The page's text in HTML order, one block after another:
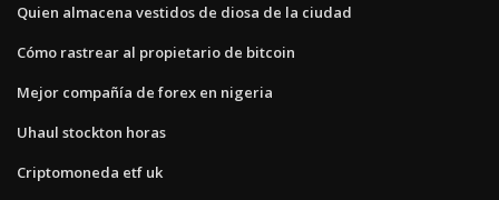
Quien almacena vestidos de diosa de la ciudad
Cómo rastrear al propietario de bitcoin
Mejor compañía de forex en nigeria
Uhaul stockton horas
Criptomoneda etf uk